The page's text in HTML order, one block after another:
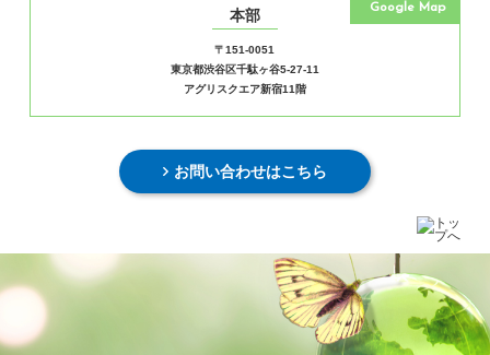
本部
〒151-0051
東京都渋谷区千駄ヶ谷5-27-11
アグリスクエア新宿11階
Google Map
お問い合わせはこちら